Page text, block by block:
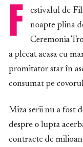
F
estivalul de
noapte plina
Ceremonia
a plecat acasa cu
promitator star în
consumat pe
Miza serii nu a fost
despre o lupta
contracte de